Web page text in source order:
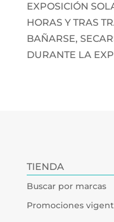
EXPOSICIÓN
HORAS Y TRAS
BAÑARSE,
DURANTE LA
TIENDA
Buscar por marcas
Promociones